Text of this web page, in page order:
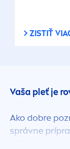
ZISTIŤ
Vaša pleť je
Ako dobre
správne